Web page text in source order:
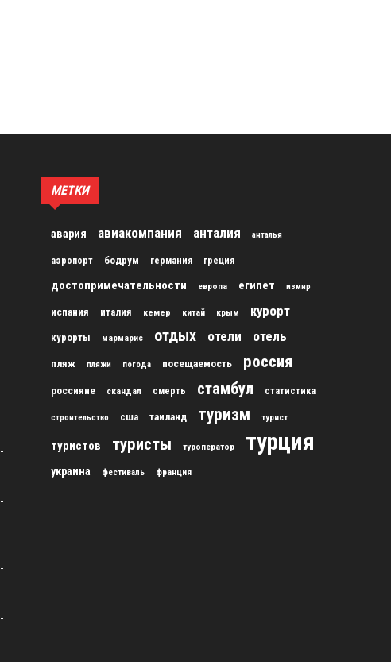
МЕТКИ
авария авиакомпания анталия анталья
аэропорт бодрум германия греция
достопримечательности европа египет измир
испания италия кемер китай крым курорт
курорты мармарис отдых отели отель
пляж пляжи погода посещаемость россия
россияне скандал смерть стамбул статистика
строительство сша таиланд туризм турист
туристов туристы туроператор турция
украина фестиваль франция